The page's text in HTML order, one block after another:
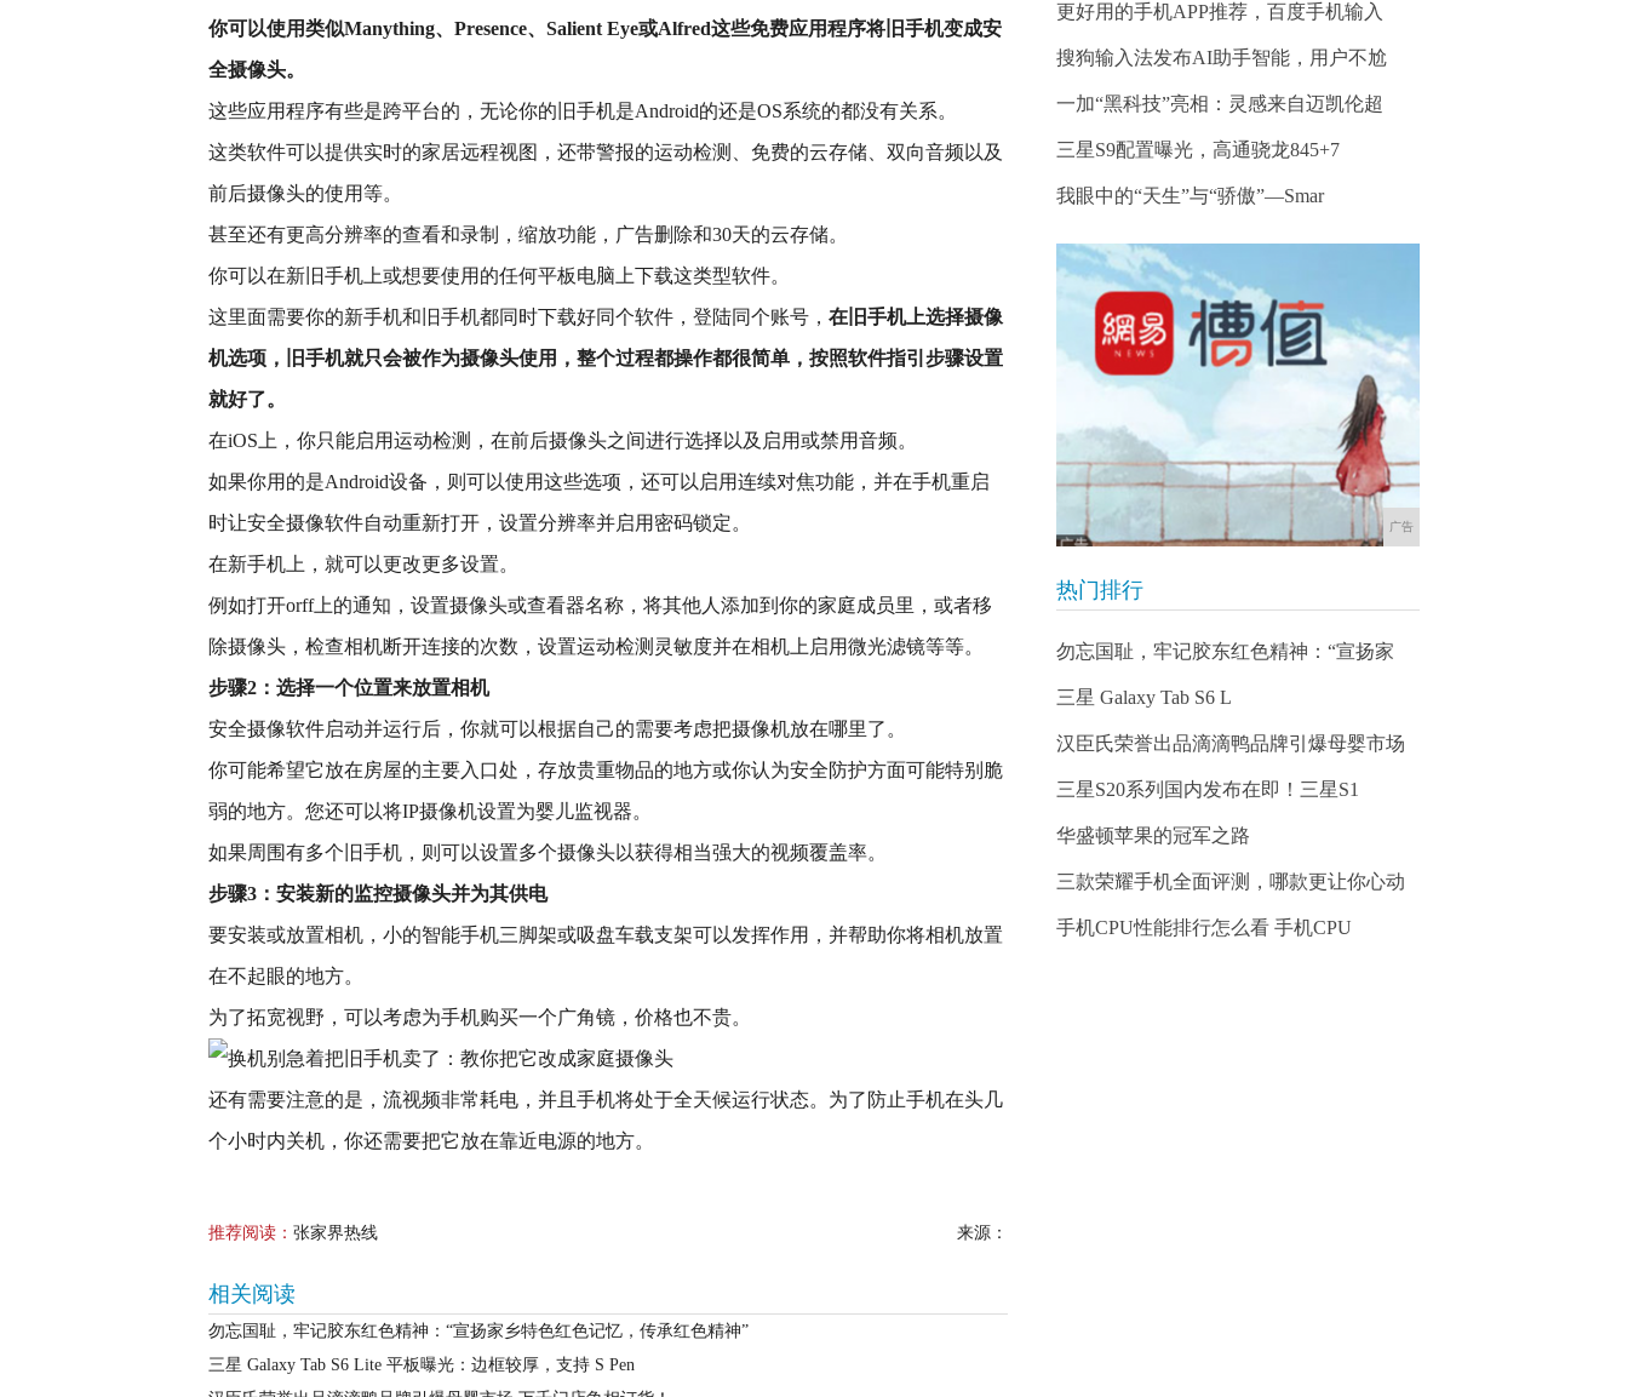
你可以使用类似Manything、Presence、Salient Eye或Alfred这些免费应用程序将旧手机变成安
全摄像头。
这些应用程序有些是跨平台的，无论你的旧手机是Android的还是OS系统的都没有关系。
这类软件可以提供实时的家居远程视图，还带警报的运动检测、免费的云存储、双向音频以及
前后摄像头的使用等。
甚至还有更高分辨率的查看和录制，缩放功能，广告删除和30天的云存储。
你可以在新旧手机上或想要使用的任何平板电脑上下载这类型软件。
这里面需要你的新手机和旧手机都同时下载好同个软件，登陆同个账号， 在旧手机上选择摄像
机选项，旧手机就只会被作为摄像头使用，整个过程都操作都很简单，按照软件指引步骤设置
就好了。
在iOS上，你只能启用运动检测，在前后摄像头之间进行选择以及启用或禁用音频。
如果你用的是Android设备，则可以使用这些选项，还可以启用连续对焦功能，并在手机重启
时让安全摄像软件自动重新打开，设置分辨率并启用密码锁定。
在新手机上，就可以更改更多设置。
例如打开orff上的通知，设置摄像头或查看器名称，将其他人添加到你的家庭成员里，或者移
除摄像头，检查相机断开连接的次数，设置运动检测灵敏度并在相机上启用微光滤镜等等。
步骤2：选择一个位置来放置相机
安全摄像软件启动并运行后，你就可以根据自己的需要考虑把摄像机放在哪里了。
你可能希望它放在房屋的主要入口处，存放贵重物品的地方或你认为安全防护方面可能特别脆
弱的地方。您还可以将IP摄像机设置为婴儿监视器。
如果周围有多个旧手机，则可以设置多个摄像头以获得相当强大的视频覆盖率。
步骤3：安装新的监控摄像头并为其供电
要安装或放置相机，小的智能手机三脚架或吸盘车载支架可以发挥作用，并帮助你将相机放置
在不起眼的地方。
为了拓宽视野，可以考虑为手机购买一个广角镜，价格也不贵。
还有需要注意的是，流视频非常耗电，并且手机将处于全天候运行状态。为了防止手机在头几
个小时内关机，你还需要把它放在靠近电源的地方。
推荐阅读： 张家界热线 来源：
相关阅读
勿忘国耻，牢记胶东红色精神：“宣扬家乡特色红色记忆，传承红色精神”
三星 Galaxy Tab S6 Lite 平板曝光：边框较厚，支持 S Pen
更好用的手机APP推荐，百度手机输入
搜狗输入法发布AI助手智能，用户不尬
一加“黑科技”亮相：灵感来自迈凯伦超
三星S9配置曝光，高通骁龙845+7
我眼中的“天生”与“骄傲”—Smar
广告
热门排行
勿忘国耻，牢记胶东红色精神：“宣扬家
三星 Galaxy Tab S6 L
汉臣氏荣誉出品滴滴鸭品牌引爆母婴市场
三星S20系列国内发布在即！三星S1
华盛顿苹果的冠军之路
三款荣耀手机全面评测，哪款更让你心动
手机CPU性能排行怎么看 手机CPU